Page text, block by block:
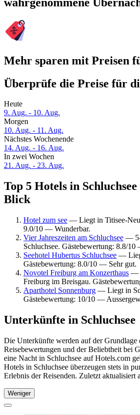
Mehr sparen mit Preisen
Überprüfe die Preise für
Heute
9. Aug. - 10. Aug.
Morgen
10. Aug. - 11. Aug.
Nächstes Wochenende
14. Aug. - 16. Aug.
In zwei Wochen
21. Aug. - 23. Aug.
Top 5 Hotels in
Blick
Hotel zum see — Liegt in Titisee-
9.0/10 — Wunderbar.
Vier Jahreszeiten am Schluchsee — 5-
Schluchsee. Gästebewertung: 8.8/
Seehotel Hubertus Schluchsee —
Gästebewertung: 8.0/10 — Sehr gut.
Novotel Freiburg am Konzerthaus —
Freiburg im Breisgau.
Aparthotel Sonnenburg — Liegt in
Gästebewertung: 10/10 —
Unterkünfte in Schluchsee
Die Unterkünfte werden auf der Grundlage
Reisebewertungen und der Beliebtheit bei
eine Nacht in Schluchsee auf Hotels.com
Hotels in Schluchsee überzeugen stets in
Erlebnis der Reisenden. Zuletzt aktualisiert
Weniger